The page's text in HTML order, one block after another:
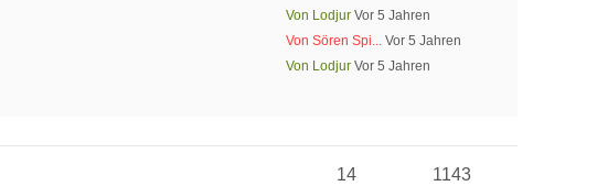
Von Lodjur Vor 5 Jahren
Von Sören Spi... Vor 5 Jahren
Von Lodjur Vor 5 Jahren
1143
14